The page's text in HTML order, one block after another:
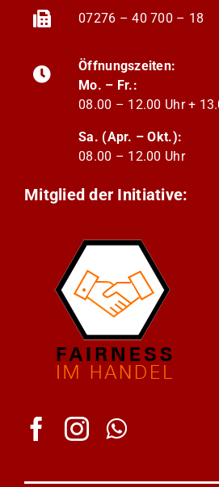
07276 – 40 700 – 18
Öffnungszeiten:
Mo. – Fr.:
08.00 – 12.00 Uhr +
Sa. (Apr. – Okt.):
08.00 – 12.00 Uhr
Mitglied der Initiative: